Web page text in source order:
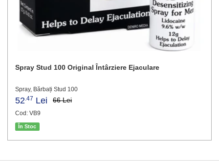
Spray Stud 100 Original Întârziere Ejaculare
Spray, Bărbați Stud 100
52 .47 Lei 66 Lei
Cod: VB9
În Stoc